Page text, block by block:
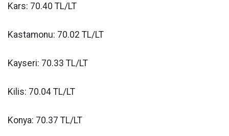
Kars: 70.40 TL/LT
Kastamonu: 70.02 TL/LT
Kayseri: 70.33 TL/LT
Kilis: 70.04 TL/LT
Konya: 70.37 TL/LT